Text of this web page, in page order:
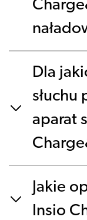
Dla
słuchu
aparat
Jakie
Insio